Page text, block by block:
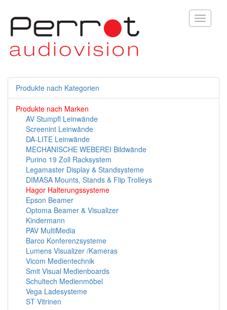
Toggle
Produkte nach Kategorien
Produkte nach Marken
AV Stumpfl Leinwände
Screenint Leinwände
DA-LITE Leinwände
MECHANISCHE WEBEREI Bildwände
Purino 19 Zoll Racksystem
Legamaster Display & Standsysteme
DIMASA Mounts, Stands & Flip Trolleys
Hagor Halterungssysteme
Epson Beamer
Optoma Beamer & Visualizer
Kindermann
PAV MultiMedia
Barco Konferenzsysteme
Lumens Visualizer /Kameras
Vicom Medientechnik
Smit Visual Medienboards
Schultech Medienmöbel
Vega Ladesysteme
ST Vitrinen